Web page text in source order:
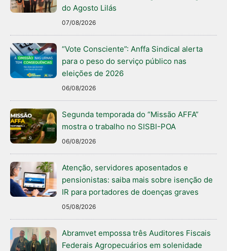
do Agosto Lilás
07/08/2026
“Vote Consciente”: Anffa Sindical alerta
para o peso do serviço público nas
eleições de 2026
06/08/2026
Segunda temporada do “Missão AFFA”
mostra o trabalho no SISBI-POA
06/08/2026
Atenção, servidores aposentados e
pensionistas: saiba mais sobre isenção de
IR para portadores de doenças graves
05/08/2026
Abramvet empossa três Auditores Fiscais
Federais Agropecuários em solenidade